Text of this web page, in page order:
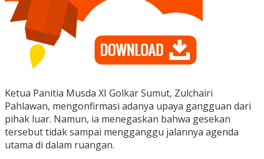
Ketua Panitia Musda XI Golkar Sumut, Zulchairi
Pahlawan, mengonfirmasi adanya upaya gangguan dari
pihak luar. Namun, ia menegaskan bahwa gesekan
tersebut tidak sampai mengganggu jalannya agenda
utama di dalam ruangan.